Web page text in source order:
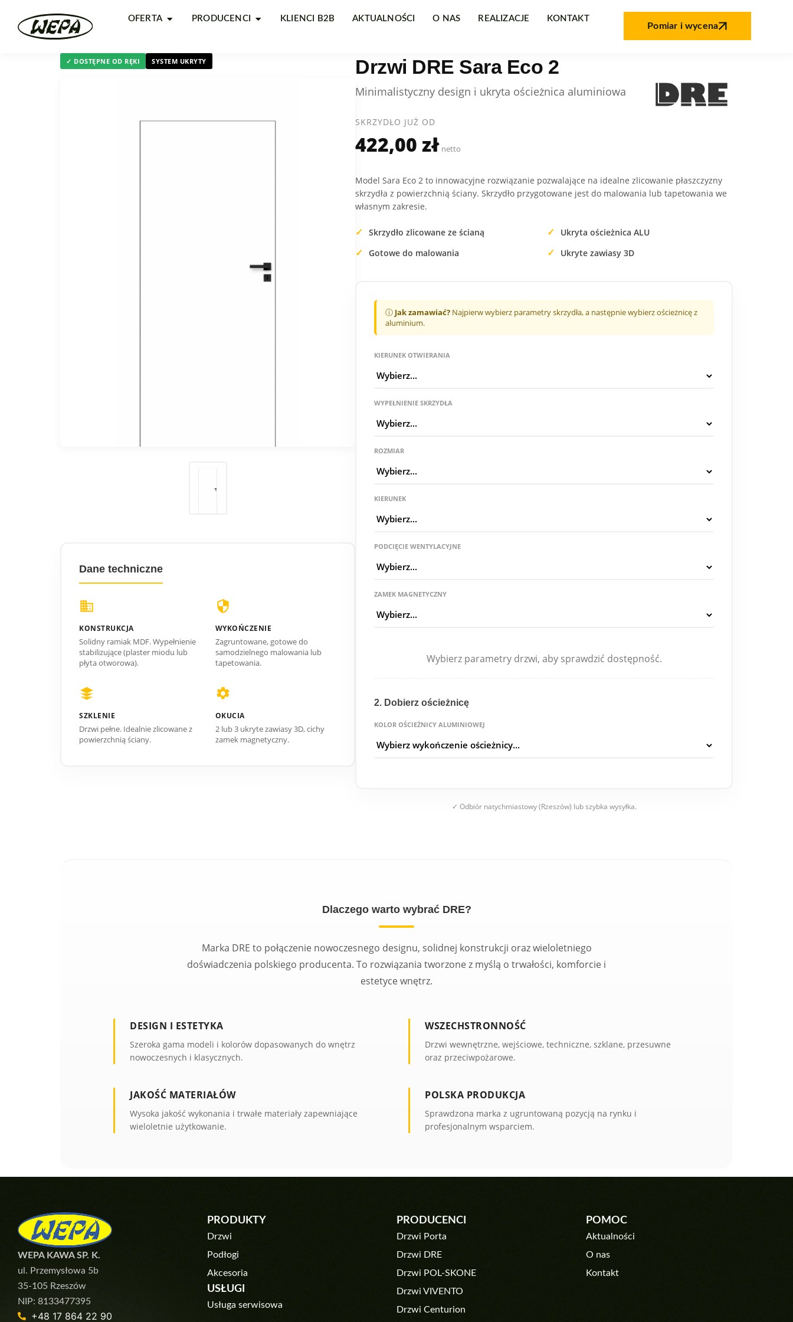
OFERTA PRODUCENCI KLIENCI B2B AKTUALNOŚCI O NAS REALIZACJE KONTAKT
Pomiar i wycena
✓ DOSTĘPNE OD RĘKI SYSTEM UKRYTY
Dane techniczne
KONSTRUKCJA
Solidny ramiak MDF. Wypełnienie
stabilizujące (plaster miodu lub
płyta otworowa).
WYKOŃCZENIE
Zagruntowane, gotowe do
samodzielnego malowania lub
tapetowania.
SZKLENIE
Drzwi pełne. Idealnie zlicowane z
powierzchnią ściany.
OKUCIA
2 lub 3 ukryte zawiasy 3D, cichy
zamek magnetyczny.
Drzwi DRE Sara Eco 2
Minimalistyczny design i ukryta ościeżnica aluminiowa
SKRZYDŁO JUŻ OD
422,00 zł netto
Model Sara Eco 2 to innowacyjne rozwiązanie pozwalające na idealne zlicowanie płaszczyzny
skrzydła z powierzchnią ściany. Skrzydło przygotowane jest do malowania lub tapetowania we
własnym zakresie.
Skrzydło zlicowane ze ścianą
Ukryta ościeżnica ALU
Gotowe do malowania
Ukryte zawiasy 3D
ⓘ Jak zamawiać? Najpierw wybierz parametry skrzydła, a następnie wybierz ościeżnicę z
aluminium.
KIERUNEK OTWIERANIA
WYPEŁNIENIE SKRZYDŁA
ROZMIAR
KIERUNEK
PODCIĘCIE WENTYLACYJNE
ZAMEK MAGNETYCZNY
Wybierz parametry drzwi, aby sprawdzić dostępność.
2. Dobierz ościeżnicę
KOLOR OŚCIEŻNICY ALUMINIOWEJ
✓ Odbiór natychmiastowy (Rzeszów) lub szybka wysyłka.
Dlaczego warto wybrać DRE?
Marka DRE to połączenie nowoczesnego designu, solidnej konstrukcji oraz wieloletniego
doświadczenia polskiego producenta. To rozwiązania tworzone z myślą o trwałości, komforcie i
estetyce wnętrz.
DESIGN I ESTETYKA
Szeroka gama modeli i kolorów dopasowanych do wnętrz
nowoczesnych i klasycznych.
WSZECHSTRONNOŚĆ
Drzwi wewnętrzne, wejściowe, techniczne, szklane, przesuwne
oraz przeciwpożarowe.
JAKOŚĆ MATERIAŁÓW
Wysoka jakość wykonania i trwałe materiały zapewniające
wieloletnie użytkowanie.
POLSKA PRODUKCJA
Sprawdzona marka z ugruntowaną pozycją na rynku i
profesjonalnym wsparciem.
WEPA KAWA SP. K.
ul. Przemysłowa 5b
35-105 Rzeszów
NIP: 8133477395
+48 17 864 22 90
PRODUKTY
Drzwi
Podłogi
Akcesoria
USŁUGI
Usługa serwisowa
PRODUCENCI
Drzwi Porta
Drzwi DRE
Drzwi POL-SKONE
Drzwi VIVENTO
Drzwi Centurion
POMOC
Aktualności
O nas
Kontakt